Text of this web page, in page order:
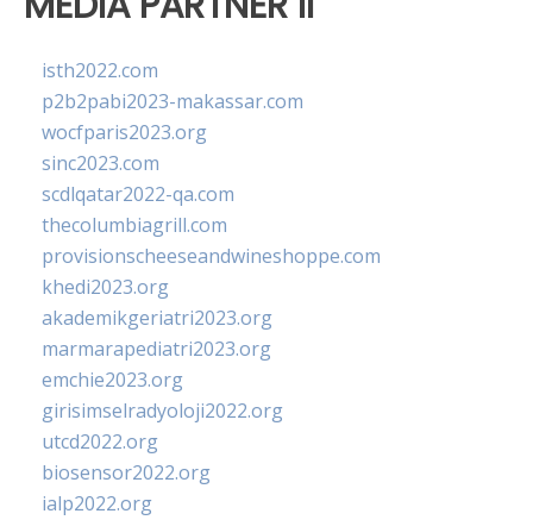
isth2022.com
p2b2pabi2023-makassar.com
wocfparis2023.org
sinc2023.com
scdlqatar2022-qa.com
thecolumbiagrill.com
provisionscheeseandwineshoppe.com
khedi2023.org
akademikgeriatri2023.org
marmarapediatri2023.org
emchie2023.org
girisimselradyoloji2022.org
utcd2022.org
biosensor2022.org
ialp2022.org